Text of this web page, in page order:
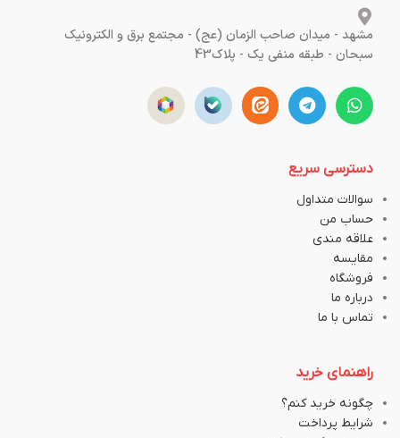
مشهد - میدان صاحب الزمان (عج) - مجتمع برق و الکترونیک
سبحان - طبقه منفی یک - پلاک43
دسترسی سریع
سوالات متداول
حساب من
علاقه مندی
مقایسه
فروشگاه
درباره ما
تماس با ما
راهنمای خرید
چگونه خرید کنم؟
شرایط پرداخت